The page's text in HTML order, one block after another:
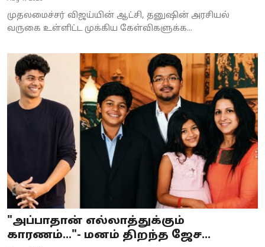
முதலமைச்சர் விஜய்யின் ஆட்சி, தனுஷின் அரசியல்
வருகை உள்ளிட்ட முக்கிய கேள்விகளுக்க...
"அப்பாதான் எல்லாத்துக்கும்
காரணம்..."- மனம் திறந்த ஜேச...